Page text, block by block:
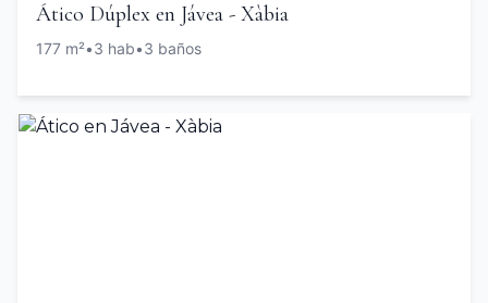
Ático Dúplex en Jávea - Xàbia
177 m²•3 hab•3 baños